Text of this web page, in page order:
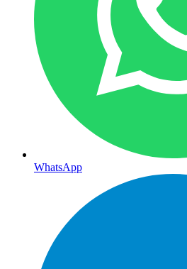
WhatsApp